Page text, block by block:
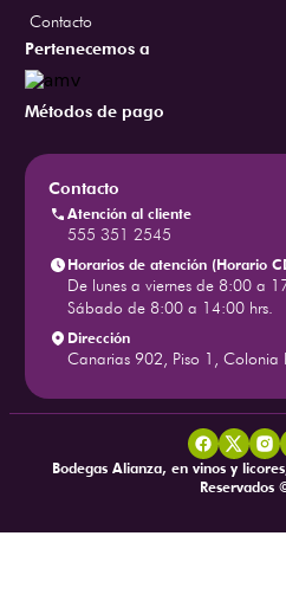
Contacto
Pertenecemos a
Métodos de pago
Contacto
Atención al cliente
555 351 2545
Horarios de atención (Horario
De lunes a viernes de 8:00 a
Sábado de 8:00 a 14:00 hrs.
Dirección
Canarias 902, Piso 1, Colonia
Bodegas Alianza, en vinos y
Reservados